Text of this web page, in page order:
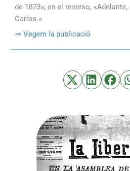
de 1873»; en el reverso,
Carlos.»
⇒ Vegem la publicació